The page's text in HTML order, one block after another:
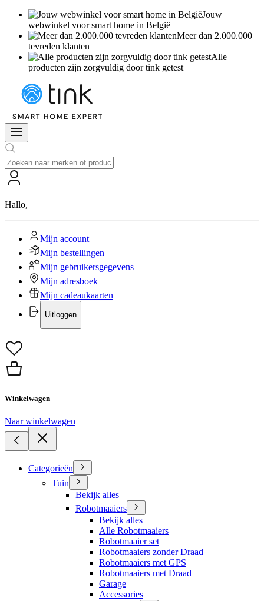
Jouw
webwinkel voor smart home in België
Meer dan 2.000.000
tevreden klanten
Alle
producten zijn zorgvuldig door tink getest
Hallo,
Mijn account
Mijn bestellingen
Mijn gebruikersgegevens
Mijn adresboek
Mijn cadeaukaarten
Uitloggen
Winkelwagen
Naar winkelwagen
Categorieën
Tuin
Bekijk alles
Robotmaaiers
Bekijk alles
Alle Robotmaaiers
Robotmaaier set
Robotmaaiers zonder Draad
Robotmaaiers met GPS
Robotmaaiers met Draad
Garage
Accessories